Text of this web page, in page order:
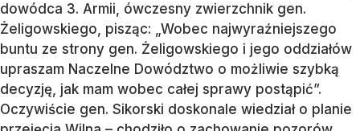
dowódca 3. Armii, ówczesny zwierzchnik gen.
Żeligowskiego, pisząc: „Wobec najwyraźniejszego
buntu ze strony gen. Żeligowskiego i jego oddziałów
upraszam Naczelne Dowództwo o możliwie szybką
decyzję, jak mam wobec całej sprawy postąpić”.
Oczywiście gen. Sikorski doskonale wiedział o planie